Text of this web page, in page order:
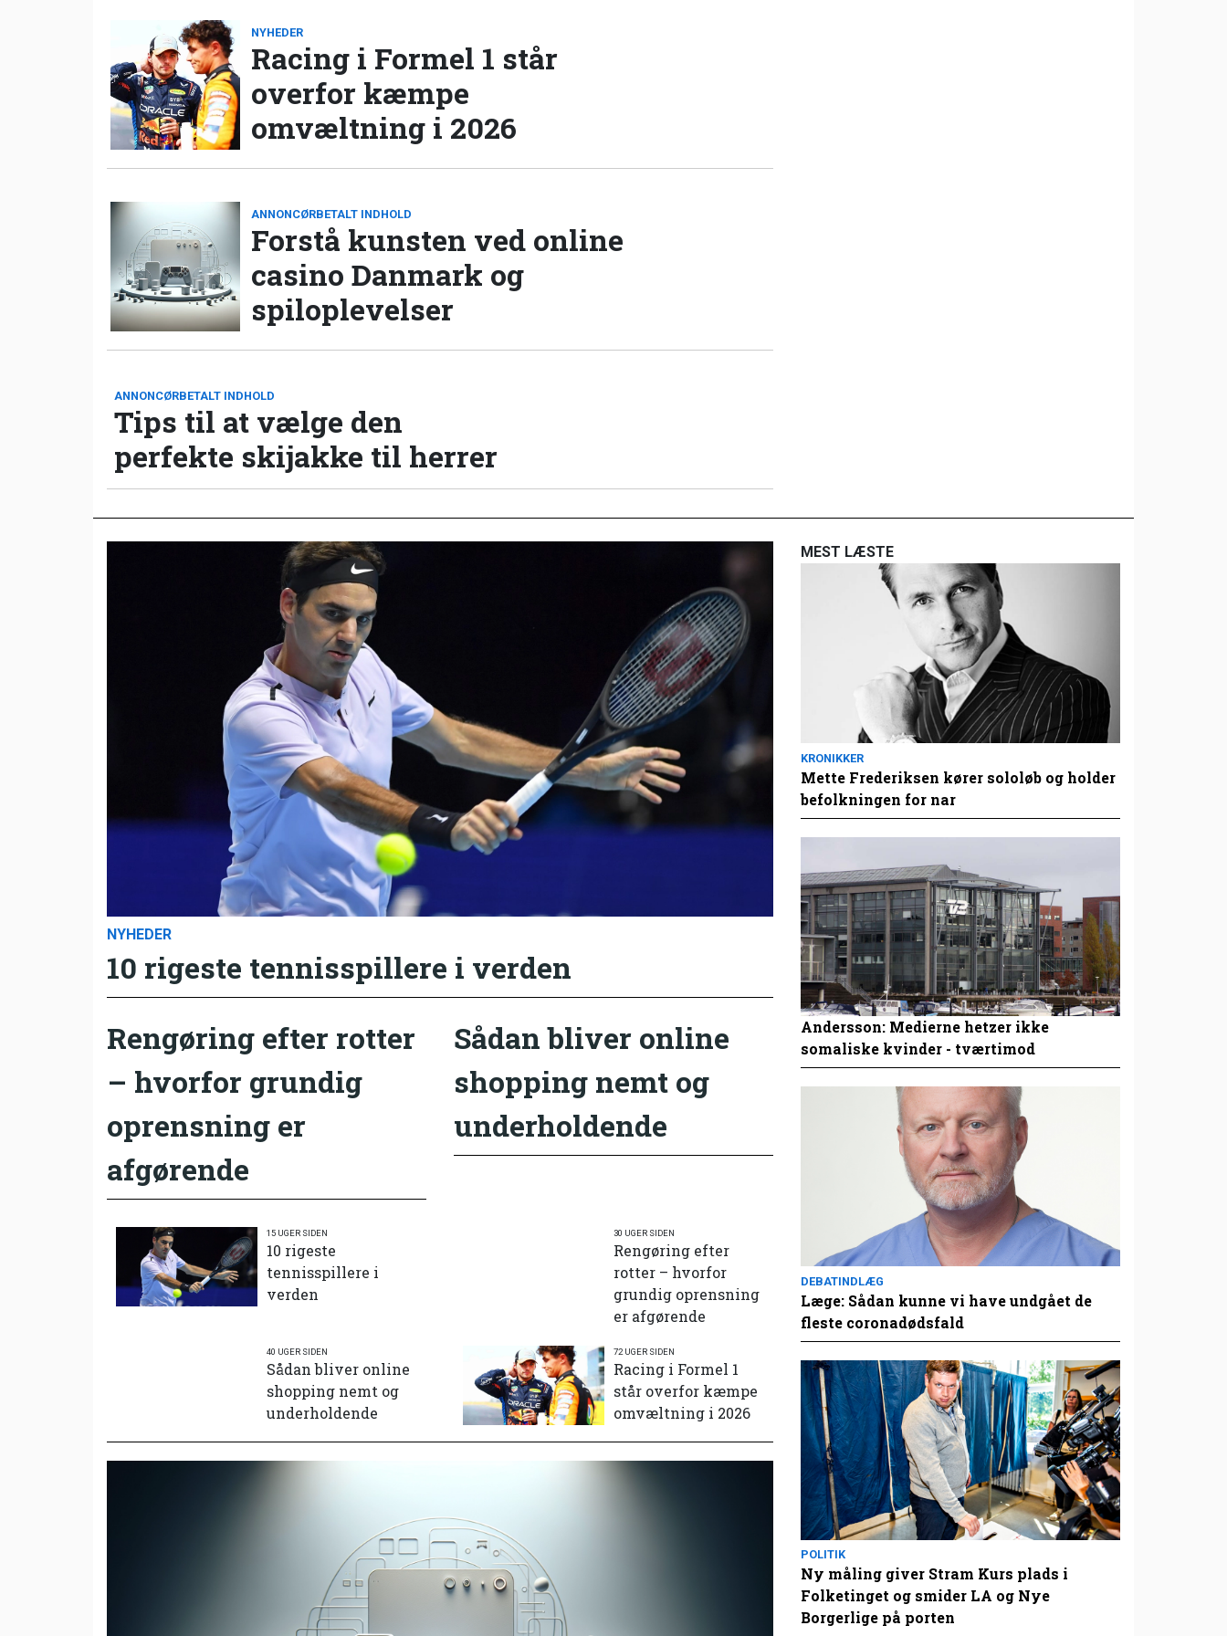
NYHEDER
Racing i Formel 1 står
overfor kæmpe
omvæltning i 2026
ANNONCØRBETALT INDHOLD
Forstå kunsten ved online
casino Danmark og
spiloplevelser
ANNONCØRBETALT INDHOLD
Tips til at vælge den
perfekte skijakke til herrer
NYHEDER
10 rigeste tennisspillere i verden
Rengøring efter rotter
– hvorfor grundig
oprensning er
afgørende
Sådan bliver online
shopping nemt og
underholdende
15 UGER SIDEN
10 rigeste
tennisspillere i
verden
30 UGER SIDEN
Rengøring efter
rotter – hvorfor
grundig oprensning
er afgørende
40 UGER SIDEN
Sådan bliver online
shopping nemt og
underholdende
72 UGER SIDEN
Racing i Formel 1
står overfor kæmpe
omvæltning i 2026
MEST LÆSTE
KRONIKKER
Mette Frederiksen kører sololøb og holder
befolkningen for nar
Andersson: Medierne hetzer ikke
somaliske kvinder - tværtimod
DEBATINDLÆG
Læge: Sådan kunne vi have undgået de
fleste coronadødsfald
POLITIK
Ny måling giver Stram Kurs plads i
Folketinget og smider LA og Nye
Borgerlige på porten